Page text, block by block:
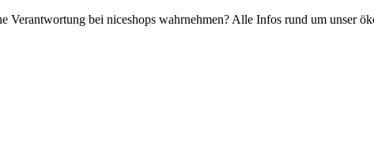
Verantwortung bei niceshops wahrnehmen? Alle Infos rund um unser